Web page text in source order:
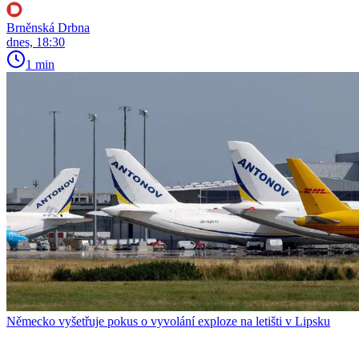
Brněnská Drbna
dnes, 18:30
1 min
Německo vyšetřuje pokus o vyvolání exploze na letišti v Lipsku